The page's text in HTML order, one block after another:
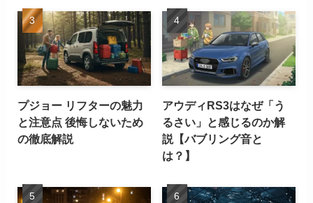
プジョー リフターの魅力
と注意点 後悔しないため
の徹底解説
アウディRS3はなぜ「う
るさい」と感じるのか解
説【バブリング音と
は？】